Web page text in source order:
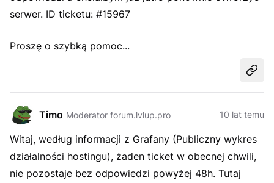
serwer. ID ticketu: #15967
Proszę o szybką pomoc...
Timo Moderator forum.lvlup.pro 10 lat temu
Witaj, według informacji z Grafany (Publiczny wykres
działalności hostingu), żaden ticket w obecnej chwili,
nie pozostaje bez odpowiedzi powyżej 48h. Tutaj